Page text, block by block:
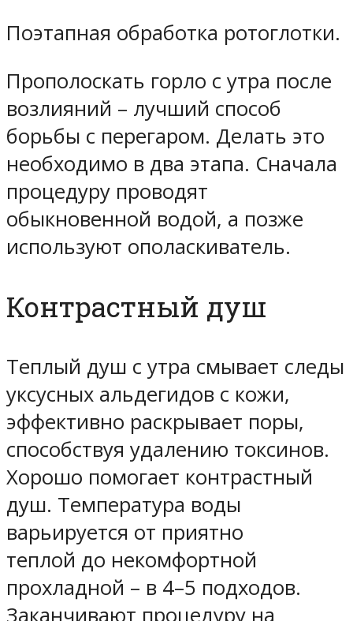
Поэтапная обработка ротоглотки.
Прополоскать горло с утра после
возлияний – лучший способ
борьбы с перегаром. Делать это
необходимо в два этапа. Сначала
процедуру проводят
обыкновенной водой, а позже
используют ополаскиватель.
Контрастный душ
Теплый душ с утра смывает следы
уксусных альдегидов с кожи,
эффективно раскрывает поры,
способствуя удалению токсинов.
Хорошо помогает контрастный
душ. Температура воды
варьируется от приятно
теплой до некомфортной
прохладной – в 4–5 подходов.
Заканчивают процедуру на